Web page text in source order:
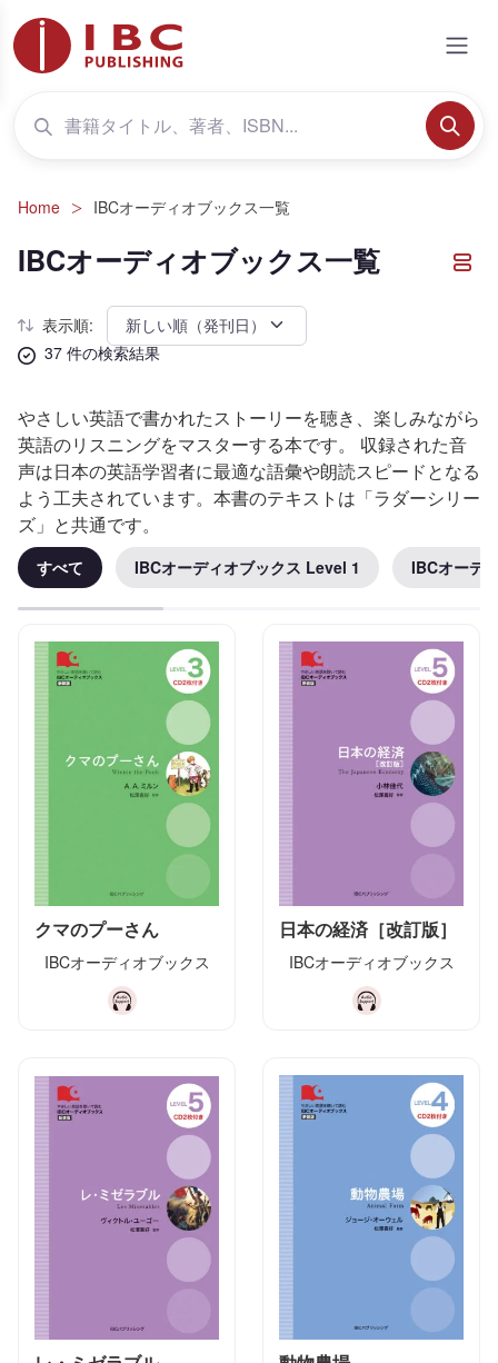
Home IBCオーディオブックス一覧
IBCオーディオブックス一覧
表示順:
37 件の検索結果
やさしい英語で書かれたストーリーを聴き、楽しみながら
英語のリスニングをマスターする本です。 収録された音
声は日本の英語学習者に最適な語彙や朗読スピードとなる
よう工夫されています。本書のテキストは「ラダーシリー
ズ」と共通です。
すべて IBCオーディオブックス Level 1 IBCオーデ
クマのプーさん
IBCオーディオブックス
日本の経済［改訂版］
IBCオーディオブックス